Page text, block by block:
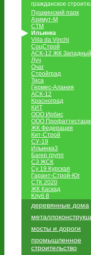
гражданское
Пушкинский парк
Азимут-М
СТМ
Ильинка
Villa da Vinchi
СоцСтрой
АСК-12 ЖК Западный
Луч
Очаг
Стройград
Тиса
Гермес-Алания
АСК-12
Красноград
КИТ
ООО Ирбис
ООО
ЖК Федерация
Кит-Строй
СУ-19
Ильинка3
Багер групп
СЗ ЖСК
Су 19 Курская
Гарант-Строй-Юг
СТК 2020
ЖК Каскад
Клуб 8
деревянные дома
мосты и дороги
промышленное
строительство